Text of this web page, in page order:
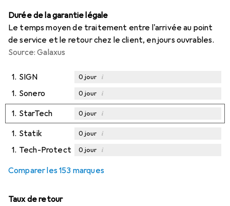
Durée de la garantie légale
Le temps moyen de traitement entre l'arrivée au point
de service et le retour chez le client, en jours ouvrables.
Source: Galaxus
1. SIGN 0jour i
1. Sonero 0jour i
1. StarTech 0jour i
1. Statik 0jour i
1. Tech-Protect 0jour i
Comparer les 153 marques
Taux de retour